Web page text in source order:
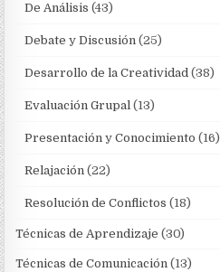
De Análisis (43)
Debate y Discusión (25)
Desarrollo de la Creatividad (38)
Evaluación Grupal (13)
Presentación y Conocimiento (16)
Relajación (22)
Resolución de Conflictos (18)
Técnicas de Aprendizaje (30)
Técnicas de Comunicación (13)